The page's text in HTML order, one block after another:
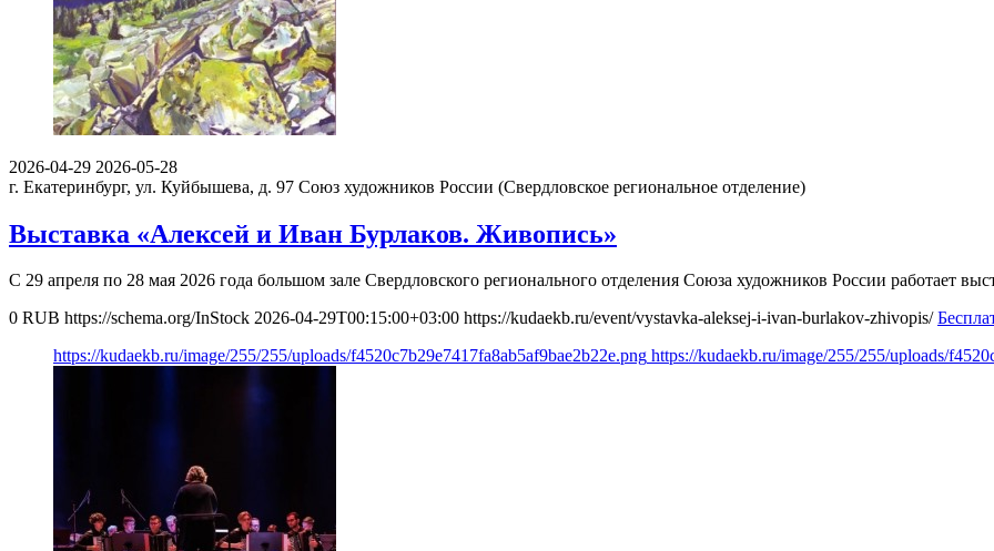
2026-04-29 2026-05-28
г. Екатеринбург, ул. Куйбышева, д. 97 Союз художников России (Свердловское региональное отделение)
Выставка «Алексей и Иван Бурлаков. Живопись»
С 29 апреля по 28 мая 2026 года большом зале Свердловского регионального отделения Союза художников России работает
0 RUB https://schema.org/InStock 2026-04-29T00:15:00+03:00 https://kudaekb.ru/event/vystavka-aleksej-i-ivan-burlakov-zhivopis/
https://kudaekb.ru/image/255/255/uploads/f4520c7b29e7417fa8ab5af9bae2b22e.png https://kudaekb.ru/image/255/255/uploads/